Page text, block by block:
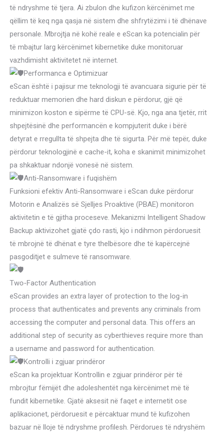
të ndryshme të tjera. Ai zbulon dhe kufizon kërcënimet me
qëllim të keq nga qasja në sistem dhe shfrytëzimi i të dhënave
personale. Mbrojtja në kohë reale e eScan ka potencialin për
të mbajtur larg kërcënimet kibernetike duke monitoruar
vazhdimisht aktivitetet në internet.
Performanca e Optimizuar
eScan është i pajisur me teknologji të avancuara sigurie për të
reduktuar memorien dhe hard diskun e përdorur, gjë që
minimizon koston e sipërme të CPU-së. Kjo, nga ana tjetër, rrit
shpejtësinë dhe performancën e kompjuterit duke i bërë
detyrat e rregullta të shpejta dhe të sigurta. Për më tepër, duke
përdorur teknologjinë e cache-it, koha e skanimit minimizohet
pa shkaktuar ndonjë vonesë në sistem.
Anti-Ransomware i fuqishëm
Funksioni efektiv Anti-Ransomware i eScan duke përdorur
Motorin e Analizës së Sjelljes Proaktive (PBAE) monitoron
aktivitetin e të gjitha proceseve. Mekanizmi Intelligent Shadow
Backup aktivizohet gjatë çdo rasti, kjo i ndihmon përdoruesit
të mbrojnë të dhënat e tyre thelbësore dhe të kapërcejnë
pasgoditjet e sulmeve të ransomware.
Two-Factor Authentication
eScan provides an extra layer of protection to the log-in
process that authenticates and prevents any criminals from
accessing the computer and personal data. This offers an
additional step of security as cyberthieves require more than
a username and password for authentication.
Kontrolli i zgjuar prindëror
eScan ka projektuar Kontrollin e zgjuar prindëror për të
mbrojtur fëmijët dhe adoleshentët nga kërcënimet më të
fundit kibernetike. Gjatë aksesit në faqet e internetit ose
aplikacionet, përdoruesit e përcaktuar mund të kufizohen
bazuar në lloje të ndryshme profilesh. Përdorues të ndryshëm